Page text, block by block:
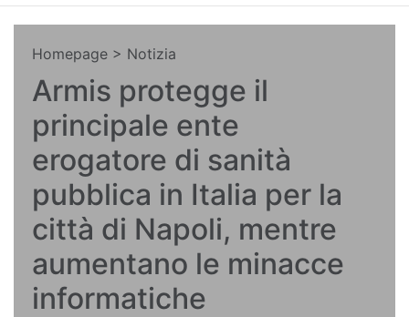
Homepage > Notizia
Armis protegge il
principale ente
erogatore di sanità
pubblica in Italia per la
città di Napoli, mentre
aumentano le minacce
informatiche